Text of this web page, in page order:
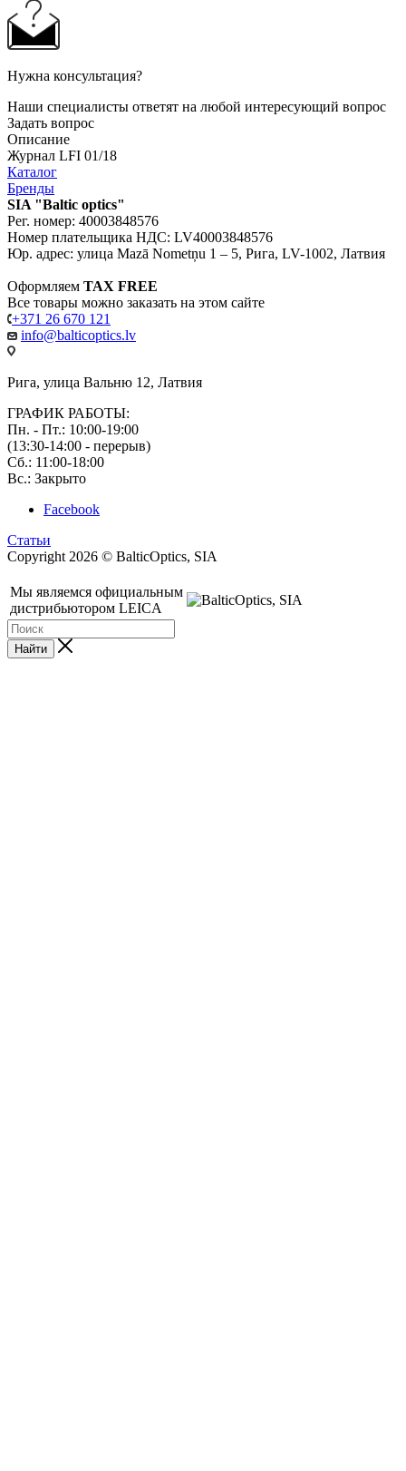
Нужна консультация?
Наши специалисты ответят на любой интересующий вопрос
Задать вопрос
Описание
Журнал LFI 01/18
Каталог
Бренды
SIA "Baltic optics"
Рег. номер: 40003848576
Номер плательщика НДС: LV40003848576
Юр. адрес: улица Mazā Nometņu 1 – 5, Рига, LV-1002, Латвия
Оформляем TAX FREE
Все товары можно заказать на этом сайте
+371 26 670 121
info@balticoptics.lv
Рига, улица Вальню 12, Латвия
ГРАФИК РАБОТЫ:
Пн. - Пт.: 10:00-19:00
(13:30-14:00 - перерыв)
Сб.: 11:00-18:00
Вс.: Закрыто
Facebook
Статьи
Copyright 2026 © BalticOptics, SIA
Мы являемся официальным
дистрибьютором LEICA
Найти